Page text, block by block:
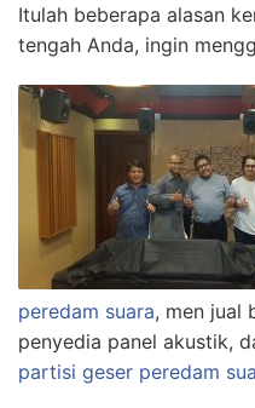
Itulah beberapa alasan
tengah Anda, ingin
peredam suara, men jual
penyedia panel akustik,
partisi geser peredam